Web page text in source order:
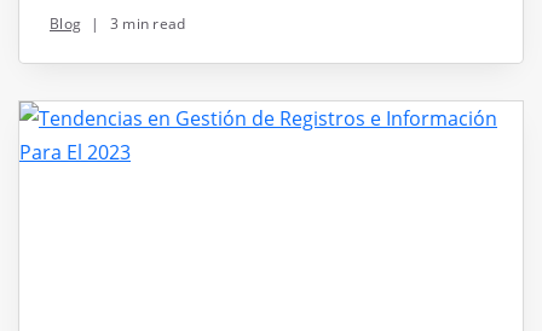
Blog | 3 min read